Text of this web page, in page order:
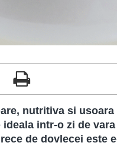
nutritiva si usoara
intr-o zi de
de dovlecei este